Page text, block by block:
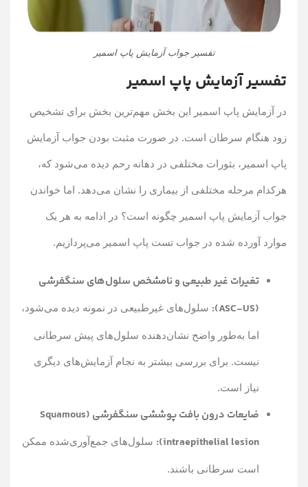
تفسیر جواب آزمایش پاپ اسمیر
تفسیر آزمایش پاپ اسمیر
در آزمایش پاپ اسمیر این بخش مهم‌ترین بخش برای تشخیص
زود هنگام سرطان است. در صورت مثبت بودن جواب آزمایش
پاپ اسمیر، بثورات مختلفی در دهانه رحم دیده می‌شود که،
هرکدام مرحله مختلفی از بیماری را نشان می‌دهد. اما خواندن
جواب آزمایش پاپ اسمیر چگونه است؟ در ادامه به هر یک
موارد آورده شده در جواب تست پاپ اسمیر می‌پردازیم.
تغیرات غیر طبیعی و نامشخص سلول‌های سنگفرشی
(ASC-US):
سلول‌های غیرطبیعی در نمونه دیده می‌شود،
اما به‌طور واضح نشان‌دهنده سلول‌های پیش سرطانی
نیست. برای بررسی بیشتر به نجام آزمایش‌های دیگری
نیاز است.
ضایعات درون بافت پوششی سنگفرشی (Squamous
intraepithelial lesion):
سلول‌های جمع‌آوری‌شده ممکن
است سرطانی باشند.